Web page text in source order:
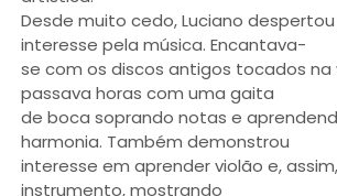
Desde muito cedo, Luciano
interesse pela música. Encantava-
se com os discos antigos tocados na
passava horas com uma gaita
de boca soprando notas e
harmonia. Também demonstrou
interesse em aprender violão e,
instrumento, mostrando